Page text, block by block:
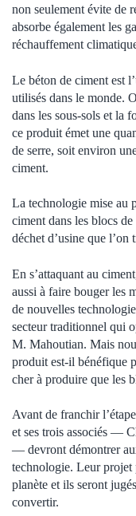
non seulement évite de
absorbe également les
réchauffement
Le béton de ciment est
utilisés dans le monde.
dans les sous-sols et la
ce produit émet une
de serre, soit environ
ciment.
La technologie mise au
ciment dans les blocs
déchet d’usine que l’on
En s’attaquant au
aussi à faire bouger les
de nouvelles
secteur traditionnel qui
M. Mahoutian. Mais
produit est-il bénéfique
cher à produire que les
Avant de franchir
et ses trois associés —
— devront démontrer
technologie. Leur projet
planète et ils seront
convertir.